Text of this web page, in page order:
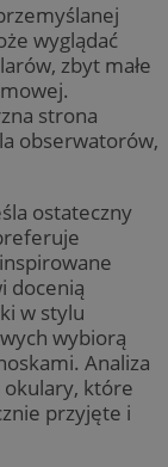
wyglądać
zbyt małe
strona
obserwatorów,
ostateczny
docenią
w stylu
wybiorą
Analiza
które
przyjęte i